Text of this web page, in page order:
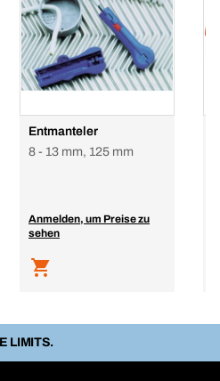
Entmanteler
8 - 13 mm, 125 mm
Anmelden, um Preise zu
sehen
LIMITS.